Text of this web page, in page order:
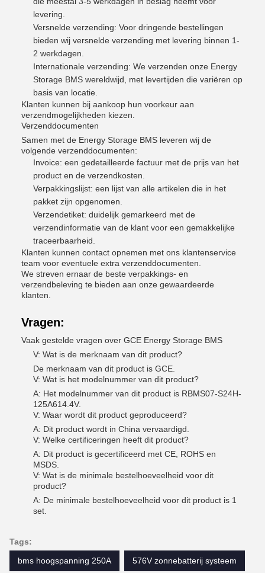
levering.
Versnelde verzending: Voor dringende bestellingen
bieden wij versnelde verzending met levering binnen 1-
2 werkdagen.
Internationale verzending: We verzenden onze Energy
Storage BMS wereldwijd, met levertijden die variëren op
basis van locatie.
Klanten kunnen bij aankoop hun voorkeur aan
verzendmogelijkheden kiezen.
Verzenddocumenten
Samen met de Energy Storage BMS leveren wij de
volgende verzenddocumenten:
Invoice: een gedetailleerde factuur met de prijs van het
product en de verzendkosten.
Verpakkingslijst: een lijst van alle artikelen die in het
pakket zijn opgenomen.
Verzendetiket: duidelijk gemarkeerd met de
verzendinformatie van de klant voor een gemakkelijke
traceerbaarheid.
Klanten kunnen contact opnemen met ons klantenservice
team voor eventuele extra verzenddocumenten.
We streven ernaar de beste verpakkings- en
verzendbeleving te bieden aan onze gewaardeerde
klanten.
Vragen:
Vaak gestelde vragen over GCE Energy Storage BMS
V: Wat is de merknaam van dit product?
De merknaam van dit product is GCE.
V: Wat is het modelnummer van dit product?
A: Het modelnummer van dit product is RBMS07-S24H-
125A614.4V.
V: Waar wordt dit product geproduceerd?
A: Dit product wordt in China vervaardigd.
V: Welke certificeringen heeft dit product?
A: Dit product is gecertificeerd met CE, ROHS en
MSDS.
V: Wat is de minimale bestelhoeveelheid voor dit
product?
A: De minimale bestelhoeveelheid voor dit product is 1
set.
Tags:
bms hoogspanning 250A
576V zonnebatterij systeem